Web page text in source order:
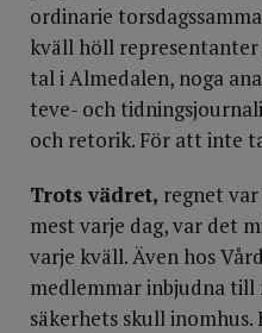
ordinarie
kväll höll
tal i Almedalen, noga
teve- och
och retorik. För att inte
Trots vädret, regnet
mest varje dag, var det
varje kväll. Även hos
medlemmar inbjudna
säkerhets skull